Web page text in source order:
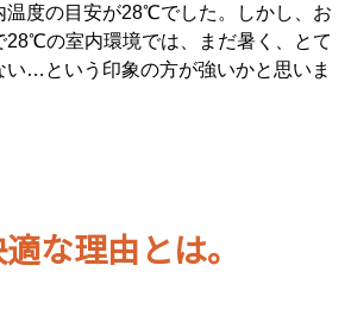
温度の目安が28℃でした。しかし、お
28℃の室内環境では、まだ暑く、とて
い…という印象の方が強いかと思いま
な理由とは。